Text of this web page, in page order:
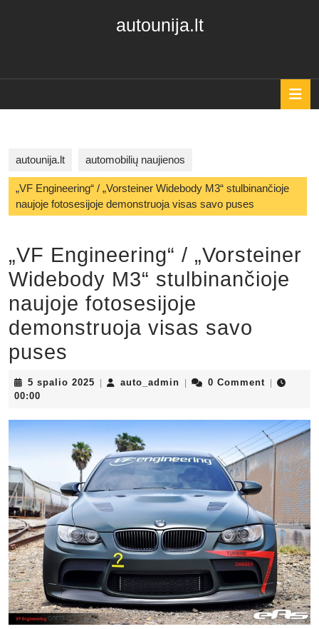
autounija.lt
autounija.lt automobilių naujienos
„VF Engineering“ / „Vorsteiner Widebody M3“ stulbinančioje
naujoje fotosesijoje demonstruoja visas savo puses
„VF Engineering“ / „Vorsteiner
Widebody M3“ stulbinančioje
naujoje fotosesijoje
demonstruoja visas savo
puses
5 spalio 2025 auto_admin auto_admin
0 Comment
00:00